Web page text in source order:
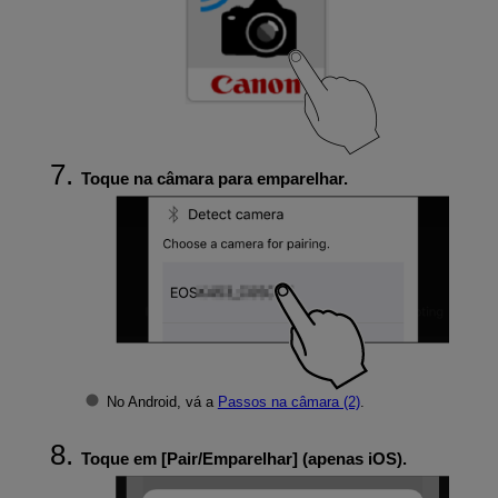
Toque na câmara para emparelhar.
No Android, vá a Passos na câmara (2).
Toque em [Pair/Emparelhar] (apenas iOS).